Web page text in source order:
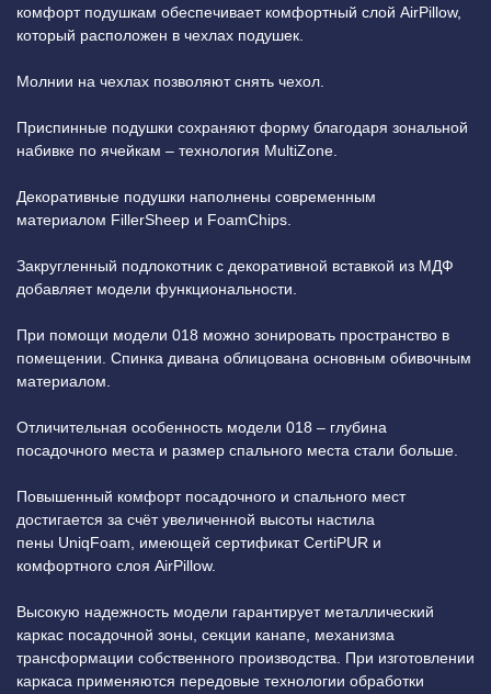
комфорт подушкам обеспечивает комфортный слой AirPillow,
который расположен в чехлах подушек.
Молнии на чехлах позволяют снять чехол.
Приспинные подушки сохраняют форму благодаря зональной
набивке по ячейкам – технология MultiZone.
Декоративные подушки наполнены современным
материалом FillerSheep и FoamСhips.
Закругленный подлокотник с декоративной вставкой из МДФ
добавляет модели функциональности.
При помощи модели 018 можно зонировать пространство в
помещении. Спинка дивана облицована основным обивочным
материалом.
Отличительная особенность модели 018 – глубина
посадочного места и размер спального места стали больше.
Повышенный комфорт посадочного и спального мест
достигается за счёт увеличенной высоты настила
пены UniqFoam, имеющей сертификат CertiPUR и
комфортного слоя AirPillow.
Высокую надежность модели гарантирует металлический
каркас посадочной зоны, секции канапе, механизма
трансформации собственного производства. При изготовлении
каркаса применяются передовые технологии обработки